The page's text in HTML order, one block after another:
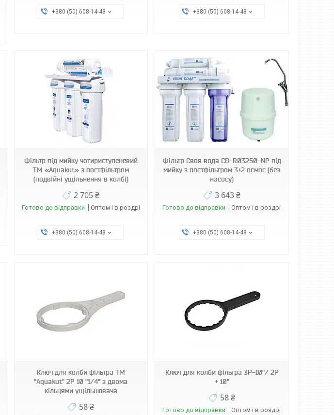
+380 (50) 608-14-48 +380 (50) 608-14-48
Фільтр під мийку чотириступеневий
ТМ «Aquakut» з постфільтром
(подвійні ущільнення в колбі)
2 705 ₴
Готово до відправки Оптом і в роздріб
+380 (50) 608-14-48
Фільтр Своя вода CB-R03250-NP під
мийку з постфільтром 3+2 осмос (без
насосу)
3 643 ₴
Готово до відправки Оптом і в роздріб
+380 (50) 608-14-48
Ключ для колби фільтра ТМ
"Aquakut" 2P 10 "1/4" з двома
кільцями ущільнювача
58 ₴
Ключ для колби фільтра 3Р-10"/ 2Р
+ 10"
58 ₴
Готово до відправки Оптом і в роздріб